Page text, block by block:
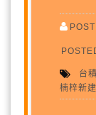
台
楠梓新